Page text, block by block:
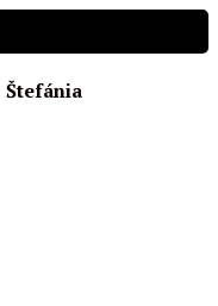
Štefánia